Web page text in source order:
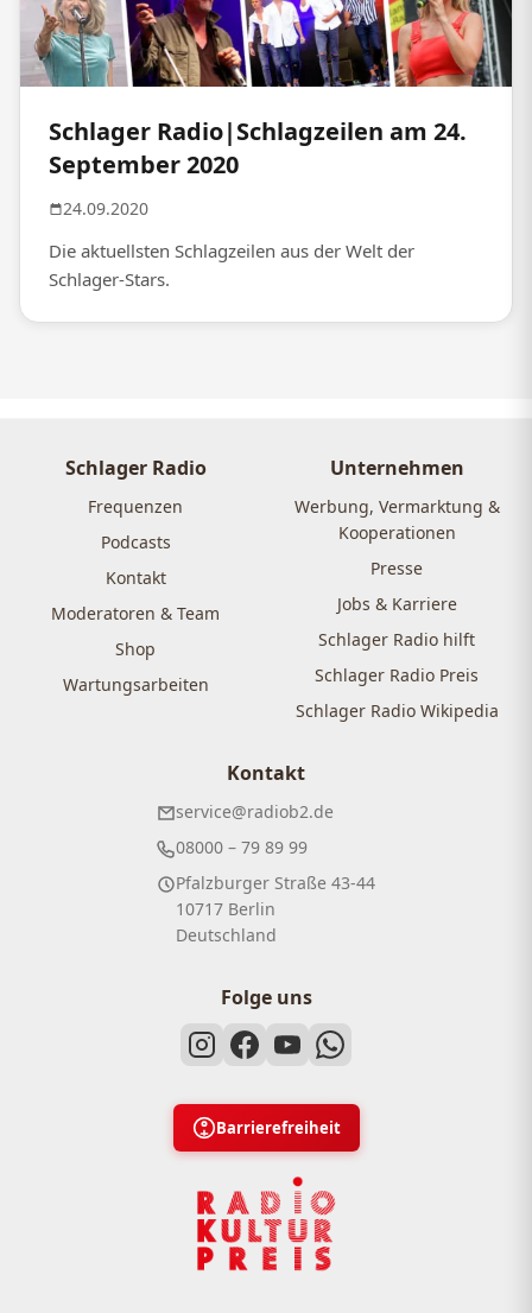
Schlager Radio|Schlagzeilen am 24.
September 2020
24.09.2020
Die aktuellsten Schlagzeilen aus der Welt der
Schlager-Stars.
Schlager Radio
Frequenzen
Podcasts
Kontakt
Moderatoren & Team
Shop
Wartungsarbeiten
Unternehmen
Werbung, Vermarktung &
Kooperationen
Presse
Jobs & Karriere
Schlager Radio hilft
Schlager Radio Preis
Schlager Radio Wikipedia
Kontakt
service@radiob2.de
08000 – 79 89 99
Pfalzburger Straße 43-44
10717 Berlin
Deutschland
Folge uns
Barrierefreiheit